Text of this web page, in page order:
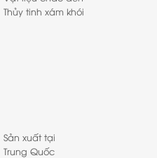
Thủy tinh xám khói
Sản xuất tại
Trung Quốc